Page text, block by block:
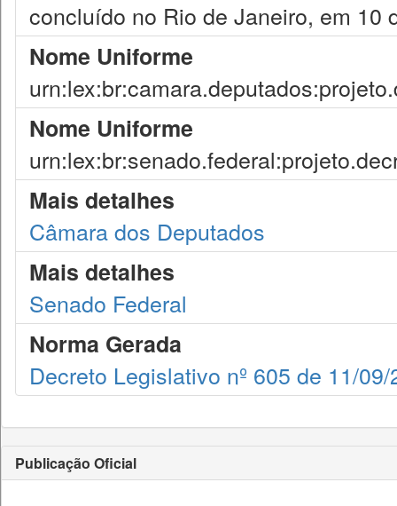
concluído no Rio de Janeiro, em 10
Nome Uniforme
Nome Uniforme
Mais detalhes
Câmara dos Deputados
Mais detalhes
Senado Federal
Norma Gerada
Decreto Legislativo nº 605 de 11/
Publicação Oficial